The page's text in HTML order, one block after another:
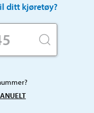
ditt kjøretøy?